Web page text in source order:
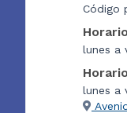
Código
lunes a
lunes a